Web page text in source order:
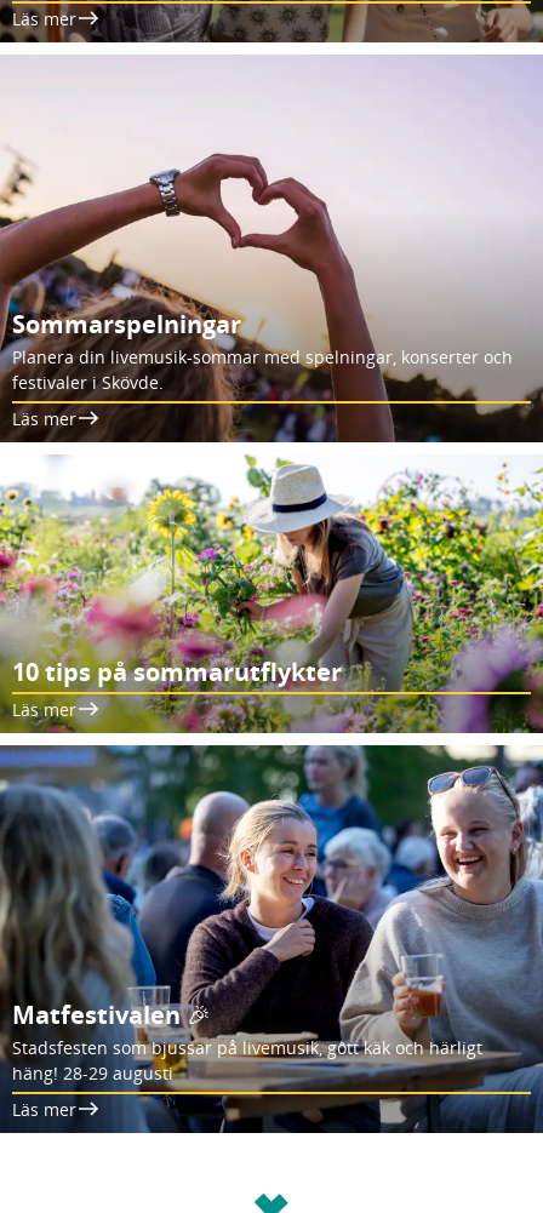
Läs mer
Sommarspelningar
Planera din livemusik-sommar med spelningar, konserter och
festivaler i Skövde.
Läs mer
10 tips på sommarutflykter
Läs mer
Matfestivalen 🎉
Stadsfesten som bjussar på livemusik, gôtt käk och härligt
häng! 28-29 augusti
Läs mer